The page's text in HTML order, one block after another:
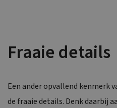
Fraaie details
Een ander opvallend kenmerk
de fraaie details. Denk daarbij